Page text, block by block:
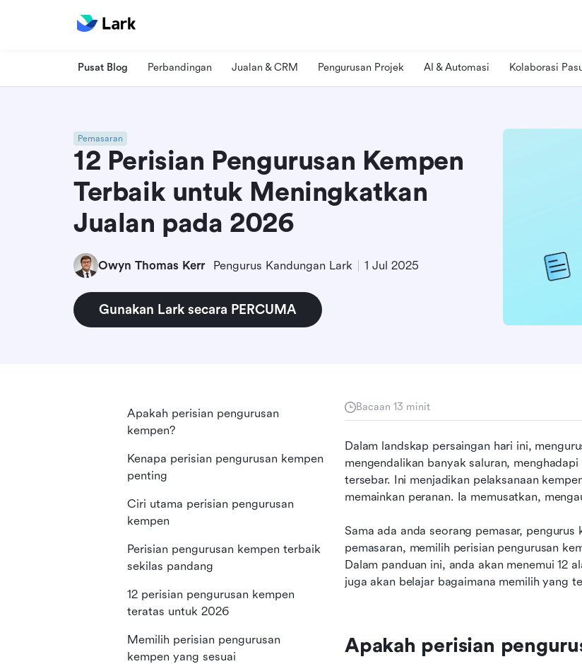
Pusat Blog Perbandingan Jualan & CRM Pengurusan Projek AI & Automasi Kolaborasi
Pemasaran
12 Perisian Pengurusan Kempen
Terbaik untuk Meningkatkan
Jualan pada 2026
Owyn Thomas Kerr Pengurus Kandungan Lark 1 Jul 2025
Gunakan Lark secara PERCUMA
Bacaan 13 minit
Dalam landskap persaingan hari ini,
mengendalikan banyak saluran,
tersebar. Ini menjadikan pelaksanaan
memainkan peranan. Ia memusatkan,
Sama ada anda seorang pemasar,
pemasaran, memilih perisian pengurusan
Dalam panduan ini, anda akan menemui 12
juga akan belajar bagaimana memilih yang
Apakah perisian
Apakah perisian pengurusan
kempen?
Kenapa perisian pengurusan kempen
penting
Ciri utama perisian pengurusan
kempen
Perisian pengurusan kempen terbaik
sekilas pandang
12 perisian pengurusan kempen
teratas untuk 2026
Memilih perisian pengurusan
kempen yang sesuai